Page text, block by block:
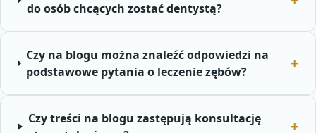
do osób chcących zostać dentystą?
Czy na blogu można znaleźć odpowiedzi na
podstawowe pytania o leczenie zębów?
Czy treści na blogu zastępują konsultację